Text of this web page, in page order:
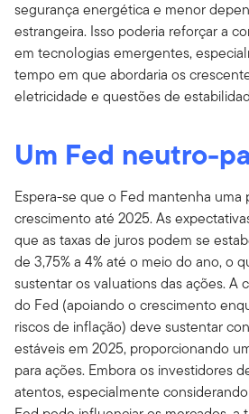
segurança energética e menor
estrangeira. Isso poderia reforçar a
em tecnologias emergentes,
tempo em que abordaria os
eletricidade e questões de
Um Fed neutro-
Espera-se que o Fed mantenha uma
crescimento até 2025. As
que as taxas de juros podem se
de 3,75% a 4% até o meio do ano, o
sustentar os valuations das ações. A
do Fed (apoiando o crescimento
riscos de inflação) deve sustentar
estáveis em 2025, proporcionando
para ações. Embora os investidores
atentos, especialmente